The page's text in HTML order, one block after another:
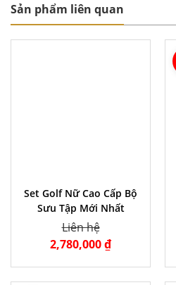
Sản phẩm liên quan
Set Golf Nữ Cao Cấp Bộ
Sưu Tập Mới Nhất
Liên hệ
2,780,000 ₫